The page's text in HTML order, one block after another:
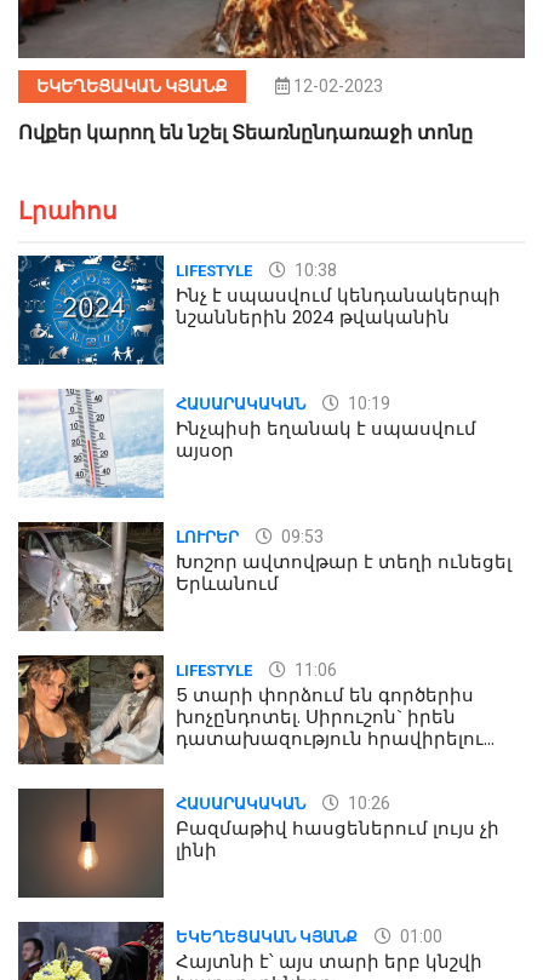
ԵԿԵՂԵՑԱԿԱՆ ԿՅԱՆՔ 12-02-2023
Ովքեր կարող են նշել Տեառնընդառաջի տոնը
Լրահոս
LIFESTYLE 10:38
Ինչ է սպասվում կենդանակերպի
նշաններին 2024 թվականին
ՀԱՍԱՐԱԿԱԿԱՆ 10:19
Ինչպիսի եղանակ է սպասվում
այսօր
ԼՈՒՐԵՐ 09:53
Խոշոր ավտովթար է տեղի ունեցել
Երևանում
LIFESTYLE 11:06
5 տարի փորձում են գործերիս
խոչընդոտել. Սիրուշոն` իրեն
դատախազություն հրավիրելու
ՀԱՍԱՐԱԿԱԿԱՆ 10:26
Բազմաթիվ հասցեներում լույս չի
լինի
ԵԿԵՂԵՑԱԿԱՆ ԿՅԱՆՔ 01:00
Հայտնի է՝ այս տարի երբ կնշվի